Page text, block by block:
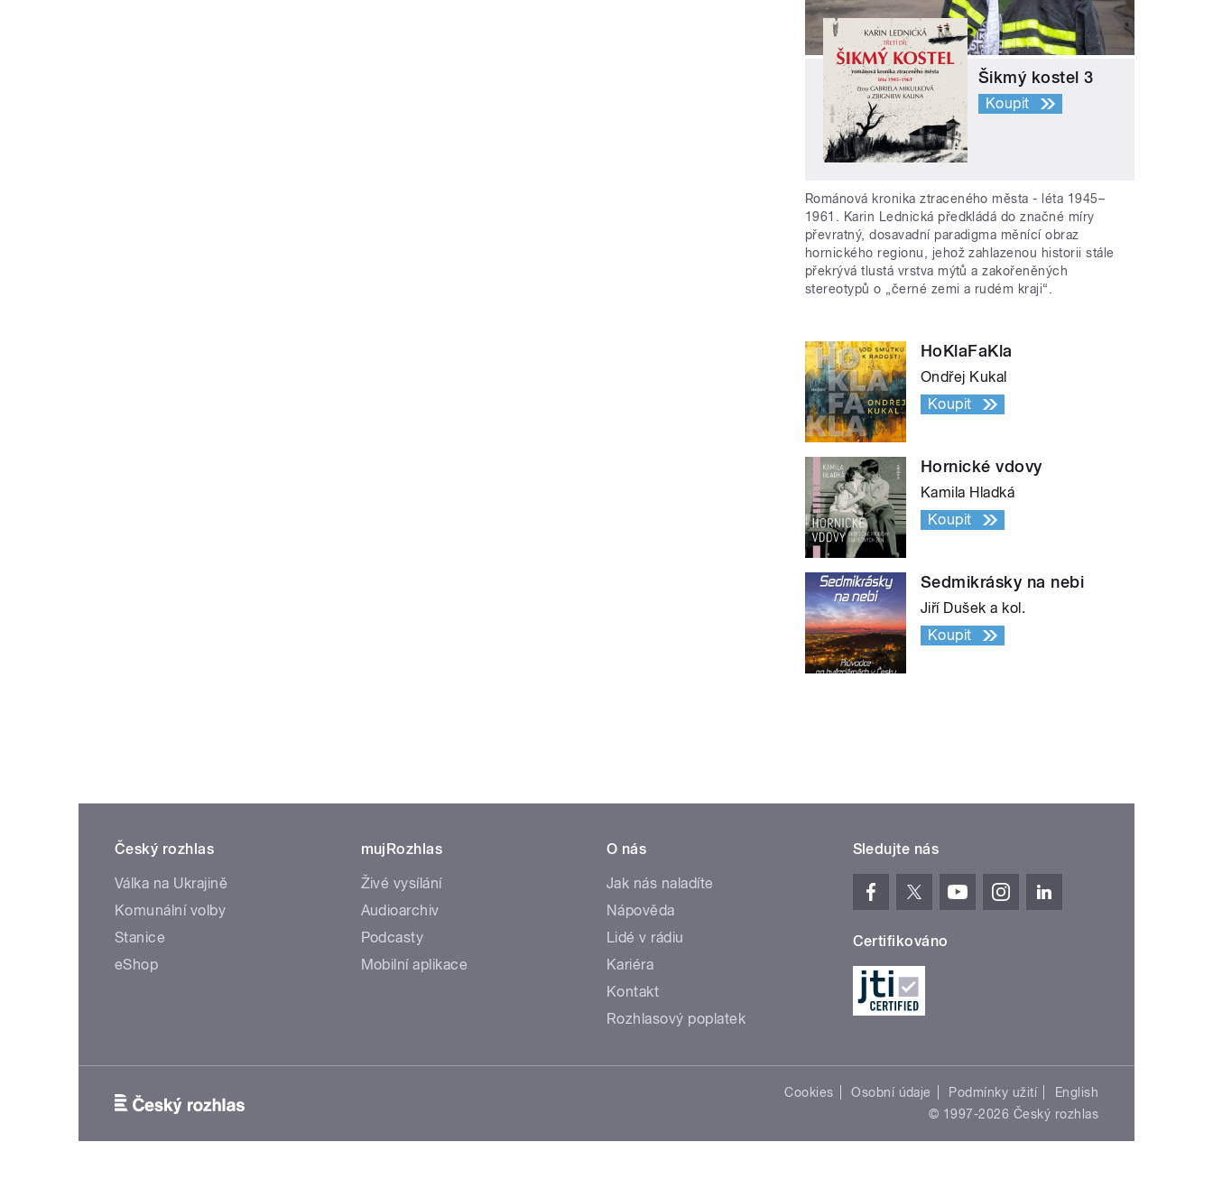
Šikmý kostel 3
Koupit
Románová kronika ztraceného města - léta 1945–
1961. Karin Lednická předkládá do značné míry
převratný, dosavadní paradigma měnící obraz
hornického regionu, jehož zahlazenou historii stále
překrývá tlustá vrstva mýtů a zakořeněných
stereotypů o „černé zemi a rudém kraji“.
HoKlaFaKla
Ondřej Kukal
Koupit
Hornické vdovy
Kamila Hladká
Koupit
Sedmikrásky na nebi
Jiří Dušek a kol.
Koupit
Český rozhlas
Válka na Ukrajině
Komunální volby
Stanice
eShop
mujRozhlas
Živé vysílání
Audioarchiv
Podcasty
Mobilní aplikace
O nás
Jak nás naladíte
Nápověda
Lidé v rádiu
Kariéra
Kontakt
Rozhlasový poplatek
Sledujte nás
Certifikováno
Cookies Osobní údaje Podmínky užití
English
© 1997-2026 Český rozhlas